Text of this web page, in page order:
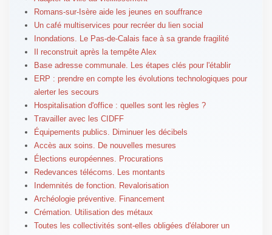
Romans-sur-Isère aide les jeunes en souffrance
Un café multiservices pour recréer du lien social
Inondations. Le Pas-de-Calais face à sa grande fragilité
Il reconstruit après la tempête Alex
Base adresse communale. Les étapes clés pour l'établir
ERP : prendre en compte les évolutions technologiques pour
alerter les secours
Hospitalisation d'office : quelles sont les règles ?
Travailler avec les CIDFF
Équipements publics. Diminuer les décibels
Accès aux soins. De nouvelles mesures
Élections européennes. Procurations
Redevances télécoms. Les montants
Indemnités de fonction. Revalorisation
Archéologie préventive. Financement
Crémation. Utilisation des métaux
Toutes les collectivités sont-elles obligées d'élaborer un